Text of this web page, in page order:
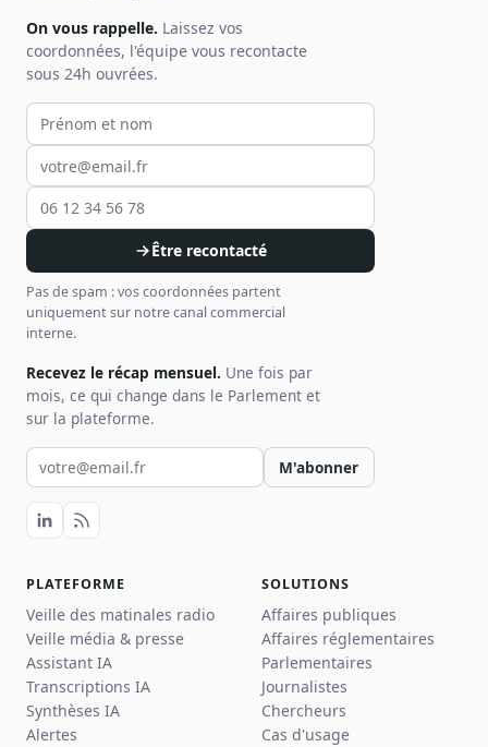
On vous rappelle. Laissez vos
coordonnées, l'équipe vous recontacte
sous 24h ouvrées.
Votre prénom et nom
Votre email
Votre téléphone
Être recontacté
Pas de spam : vos coordonnées partent
uniquement sur notre canal commercial
interne.
Recevez le récap mensuel. Une fois par
mois, ce qui change dans le Parlement et
sur la plateforme.
Votre email pour la newsletter
M'abonner
PLATEFORME
Veille des matinales radio
Veille média & presse
Assistant IA
Transcriptions IA
Synthèses IA
Alertes
SOLUTIONS
Affaires publiques
Affaires réglementaires
Parlementaires
Journalistes
Chercheurs
Cas d'usage